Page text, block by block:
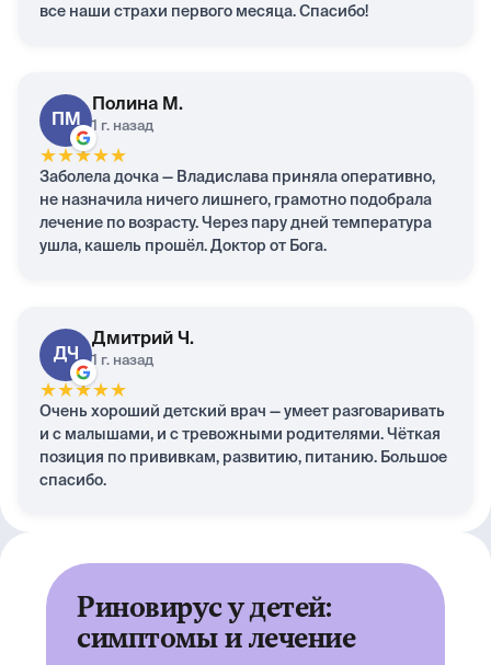
все наши страхи первого месяца. Спасибо!
ПМ
Полина М.
1 г. назад
★★★★★
Заболела дочка — Владислава приняла оперативно,
не назначила ничего лишнего, грамотно подобрала
лечение по возрасту. Через пару дней температура
ушла, кашель прошёл. Доктор от Бога.
ДЧ
Дмитрий Ч.
1 г. назад
★★★★★
Очень хороший детский врач — умеет разговаривать
и с малышами, и с тревожными родителями. Чёткая
позиция по прививкам, развитию, питанию. Большое
спасибо.
Риновирус у детей:
симптомы и лечение